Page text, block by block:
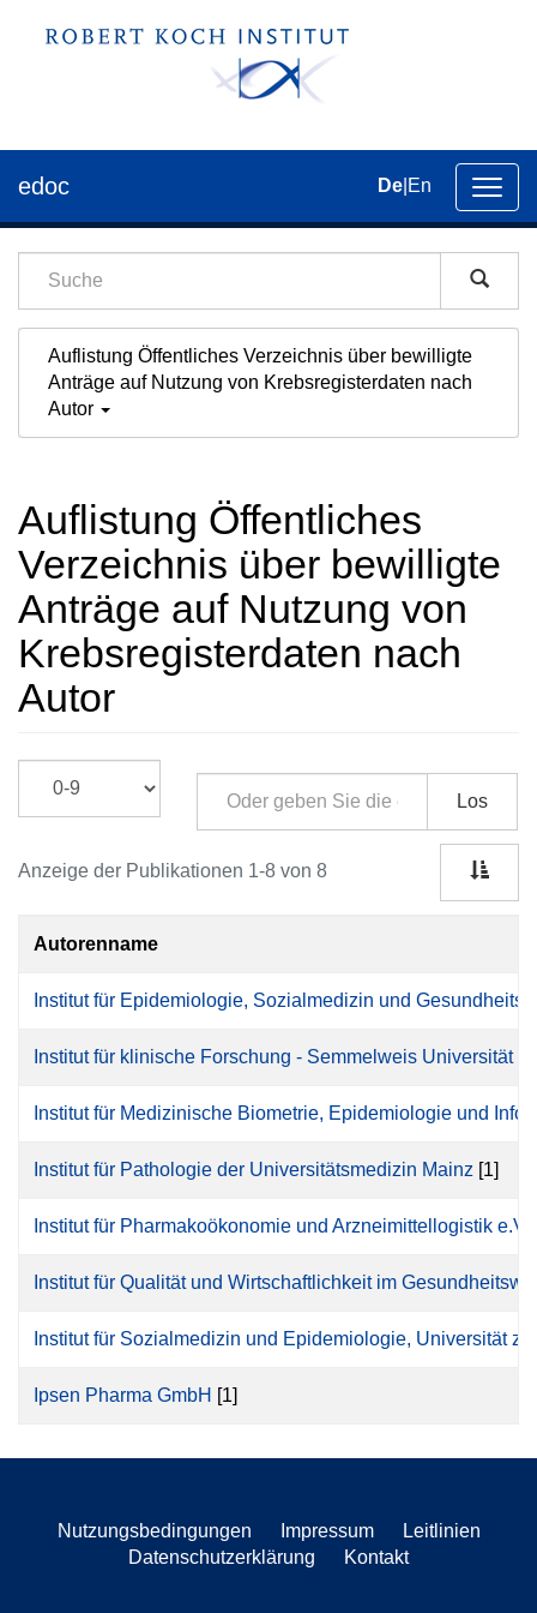
der
edoc De En
Auflistung Öffentliches Verzeichnis über bewilligte
Anträge auf Nutzung von Krebsregisterdaten nach
Autor
Auflistung Öffentliches
Verzeichnis über bewilligte
Anträge auf Nutzung von
Krebsregisterdaten nach
Autor
Los
Anzeige der Publikationen 1-8 von 8
Autorenname
Institut für Epidemiologie, Sozialmedizin und
Institut für klinische Forschung - Semmelweis Universität
Institut für Medizinische Biometrie, Epidemiologie und
Institut für Pathologie der Universitätsmedizin Mainz [1]
Institut für Pharmakoökonomie und Arzneimittellogistik e.V.
Institut für Qualität und Wirtschaftlichkeit im
Institut für Sozialmedizin und Epidemiologie, Universität
Ipsen Pharma GmbH [1]
Nutzungsbedingungen Impressum
Leitlinien
Datenschutzerklärung
Kontakt